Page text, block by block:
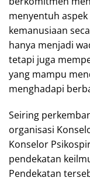
menyentuh
kemanusiaan
hanya menjadi
tetapi juga
yang mampu
menghadapi
Seiring
organisasi
Konselor
pendekatan
Pendekatan